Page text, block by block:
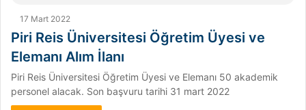
17 Mart 2022
Piri Reis Üniversitesi Öğretim Üyesi ve
Elemanı Alım İlanı
Piri Reis Üniversitesi Öğretim Üyesi ve Elemanı 50 akademik
personel alacak. Son başvuru tarihi 31 mart 2022